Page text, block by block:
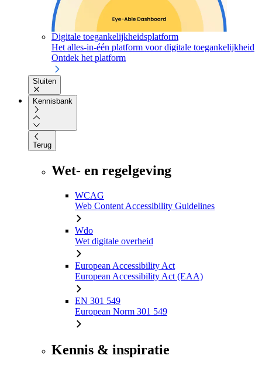
Digitale toegankelijkheidsplatform
Het alles-in-één platform voor digitale toegankelijkheid
Ontdek het platform
Sluiten
Kennisbank
Terug
Wet- en regelgeving
WCAG
Web Content Accessibility Guidelines
Wdo
Wet digitale overheid
European Accessibility Act
European Accessibility Act (EAA)
EN 301 549
European Norm 301 549
Kennis & inspiratie